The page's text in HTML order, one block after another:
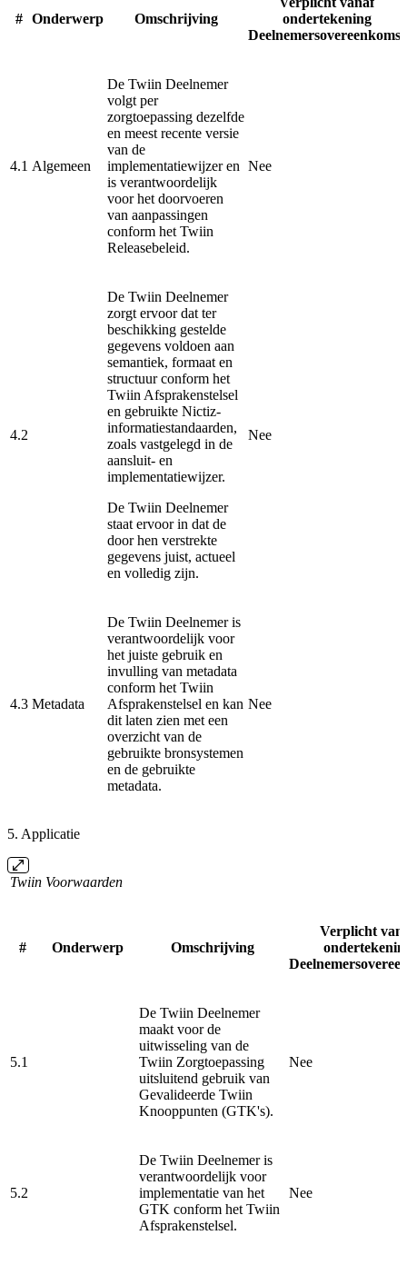
# Onderwerp Omschrijving
ondertekening
Deelnemersovereenkomst
4.1 Algemeen
De Twiin Deelnemer
volgt per
zorgtoepassing dezelfde
en meest recente versie
van de
implementatiewijzer en
is verantwoordelijk
voor het doorvoeren
van aanpassingen
conform het Twiin
Releasebeleid.
Nee
4.2
De Twiin Deelnemer
zorgt ervoor dat ter
beschikking gestelde
gegevens voldoen aan
semantiek, formaat en
structuur conform het
Twiin Afsprakenstelsel
en gebruikte Nictiz-
informatiestandaarden,
zoals vastgelegd in de
aansluit- en
implementatiewijzer.
De Twiin Deelnemer
staat ervoor in dat de
door hen verstrekte
gegevens juist, actueel
en volledig zijn.
Nee
4.3 Metadata
De Twiin Deelnemer is
verantwoordelijk voor
het juiste gebruik en
invulling van metadata
conform het Twiin
Afsprakenstelsel en kan
dit laten zien met een
overzicht van de
gebruikte bronsystemen
en de gebruikte
metadata.
Nee
5. Applicatie
Twiin Voorwaarden
# Onderwerp Omschrijving
Verplicht
5.1
De Twiin Deelnemer
maakt voor de
uitwisseling van de
Twiin Zorgtoepassing
uitsluitend gebruik van
Gevalideerde Twiin
Knooppunten (GTK's).
Nee
5.2
De Twiin Deelnemer is
verantwoordelijk voor
implementatie van het
GTK conform het Twiin
Afsprakenstelsel.
Nee